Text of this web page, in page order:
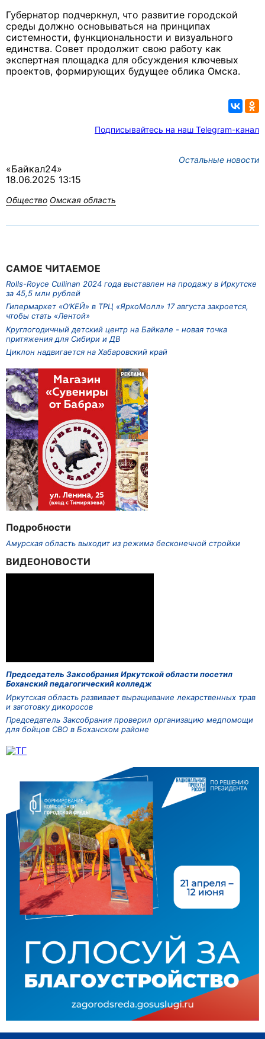
Губернатор подчеркнул, что развитие городской
среды должно основываться на принципах
системности, функциональности и визуального
единства. Совет продолжит свою работу как
экспертная площадка для обсуждения ключевых
проектов, формирующих будущее облика Омска.
Подписывайтесь на наш Telegram-канал
Остальные новости
«Байкал24»
18.06.2025 13:15
Общество Омская область
САМОЕ ЧИТАЕМОЕ
Rolls-Royce Cullinan 2024 года выставлен на продажу в Иркутске
за 45,5 млн рублей
Гипермаркет «О’КЕЙ» в ТРЦ «ЯркоМолл» 17 августа закроется,
чтобы стать «Лентой»
Круглогодичный детский центр на Байкале - новая точка
притяжения для Сибири и ДВ
Циклон надвигается на Хабаровский край
Подробности
Амурская область выходит из режима бесконечной стройки
ВИДЕОНОВОСТИ
Председатель Заксобрания Иркутской области посетил
Боханский педагогический колледж
Иркутская область развивает выращивание лекарственных трав
и заготовку дикоросов
Председатель Заксобрания проверил организацию медпомощи
для бойцов СВО в Боханском районе